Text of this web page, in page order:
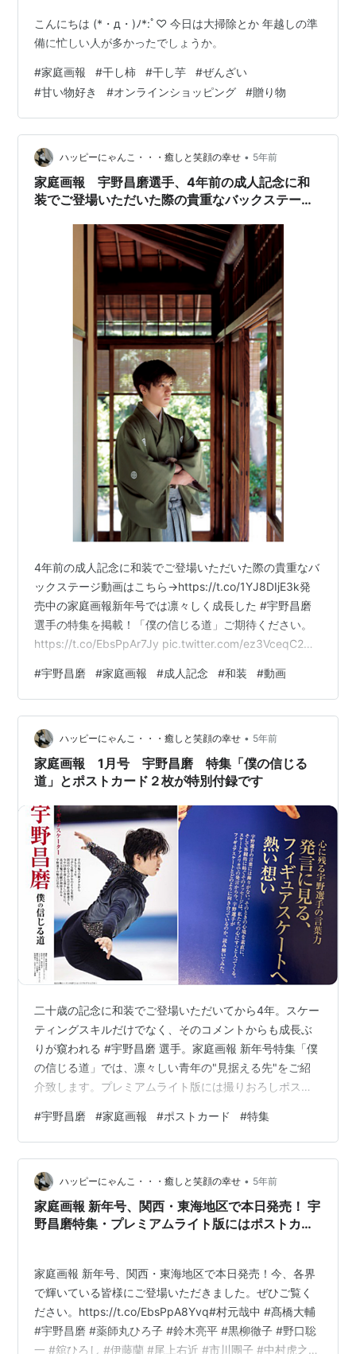
こんにちは (*・д・)ﾉ*:ﾟ♡ 今日は大掃除とか 年越しの準
備に忙しい人が多かったでしょうか。
#家庭画報 #干し柿 #干し芋 #ぜんざい
#甘い物好き #オンラインショッピング #贈り物
ハッピーにゃんこ・・・癒しと笑顔の幸せ • 5年前
家庭画報 宇野昌磨選手、4年前の成人記念に和
装でご登場いただいた際の貴重なバックステージ
4年前の成人記念に和装でご登場いただいた際の貴重なバ
ックステージ動画はこちら→https://t.co/1YJ8DIjE3k発
売中の家庭画報新年号では凛々しく成長した #宇野昌磨
選手の特集を掲載！「僕の信じる道」ご期待ください。
https://t.co/EbsPpAr7Jy pic.twitter.com/ez3VceqC2O
www.kateigaho.com 記事中のYouTube動画 宇野昌磨選
手 取材の舞台裏03／家庭画報 2018年新春特大号 宇野昌
磨選手 取材の舞台裏04／家庭画報 2018年新春特…
#宇野昌磨 #家庭画報 #成人記念 #和装 #動画
ハッピーにゃんこ・・・癒しと笑顔の幸せ • 5年前
家庭画報 1月号 宇野昌磨 特集「僕の信じる
道」とポストカード２枚が特別付録です
二十歳の記念に和装でご登場いただいてから4年。スケー
ティングスキルだけでなく、そのコメントからも成長ぶ
りが窺われる #宇野昌磨 選手。家庭画報 新年号特集「僕
の信じる道」では、凛々しい青年の"見据える先"をご紹
介致します。プレミアムライト版には撮りおろしポスト
pic.twitter.com/VOn4IWPY3J — 家庭画報編集部
(@KATEIGAHO) December 5, 2021
#宇野昌磨 #家庭画報 #ポストカード #特集
ハッピーにゃんこ・・・癒しと笑顔の幸せ • 5年前
家庭画報 新年号、関西・東海地区で本日発売！ 宇
野昌磨特集・プレミアムライト版にはポストカー
家庭画報 新年号、関西・東海地区で本日発売！今、各界
で輝いている皆様にご登場いただきました。ぜひご覧く
ださい。https://t.co/EbsPpA8Yvq#村元哉中 #髙橋大輔
#宇野昌磨 #薬師丸ひろ子 #鈴木亮平 #黒柳徹子 #野口聡
一 #舘ひろし #伊藤蘭 #尾上右近 #市川團子 #中村虎之介